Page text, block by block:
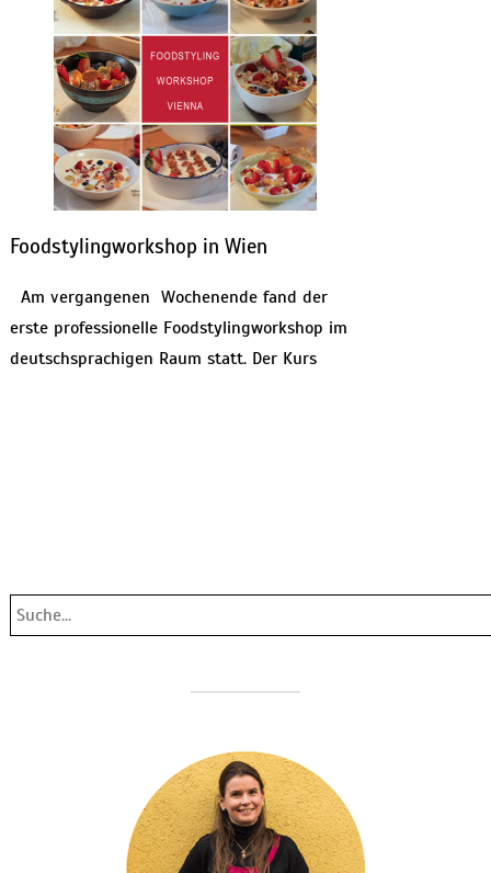
Foodstylingworkshop in Wien
Am vergangenen Wochenende fand der
erste professionelle Foodstylingworkshop im
deutschsprachigen Raum statt. Der Kurs